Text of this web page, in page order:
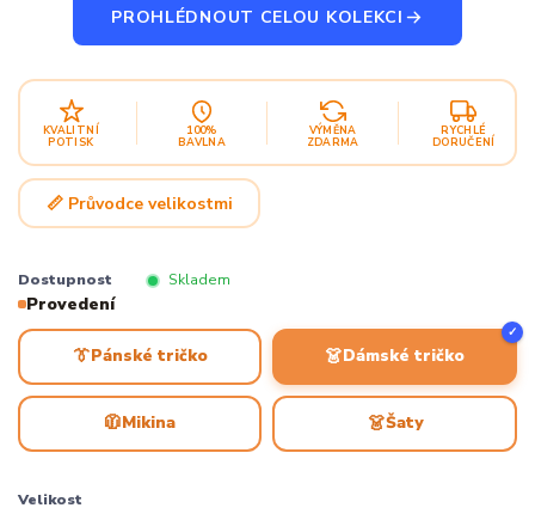
PROHLÉDNOUT CELOU KOLEKCI
KVALITNÍ
POTISK
100%
BAVLNA
VÝMĚNA
ZDARMA
RYCHLÉ
DORUČENÍ
📏 Průvodce velikostmi
Dostupnost Skladem
Provedení
👔Pánské tričko 👗Dámské tričko
✓
🧥Mikina 👗Šaty
Velikost